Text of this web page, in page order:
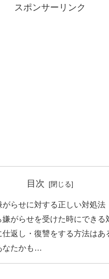
スポンサーリンク
目次
がらせに対する正しい対処法
嫌がらせを受けた時にでき
仕返し・復讐をする方法は
なたかも…